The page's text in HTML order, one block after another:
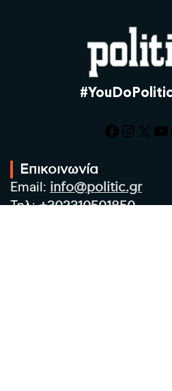
X
Επικοινωνία
Email: info@politic.gr
Τηλ:+302310501850